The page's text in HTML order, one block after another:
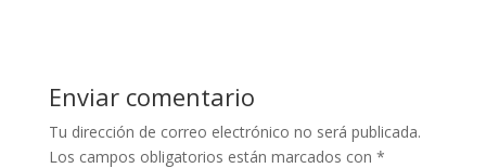
Enviar comentario
Tu dirección de correo electrónico no será publicada.
Los campos obligatorios están marcados con *